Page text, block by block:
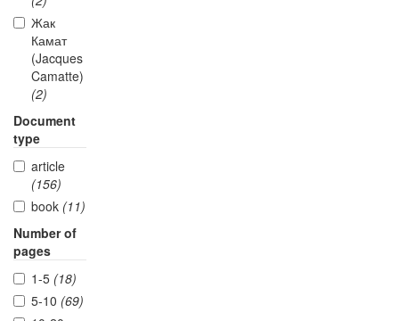
Жак
Камат
(Jacques
Camatte)
(2)
Document
type
article
(156)
book (11)
Number of
pages
1-5 (18)
5-10 (69)